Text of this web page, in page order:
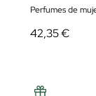
Perfumes de
42,35 €